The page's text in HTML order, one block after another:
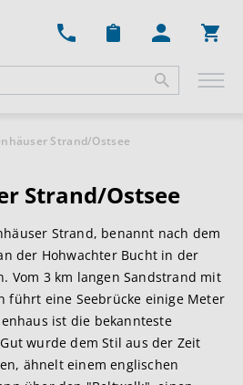
Strand/Ostsee
Strand/Ostsee
Strand, benannt nach dem
der Hohwachter Bucht in der
Vom 3 km langen Sandstrand mit
führt eine Seebrücke einige Meter
ist die bekannteste
wurde dem Stil aus der Zeit
ähnelt einem englischen